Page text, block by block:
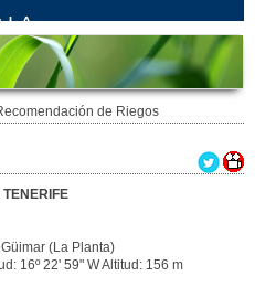
de Riegos
(La Planta)
16º 22' 59" W Altitud: 156 m